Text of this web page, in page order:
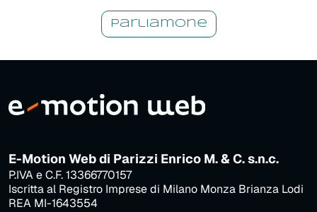
Parliamone
E-Motion Web di Parizzi Enrico M. & C. s.n.c.
P.IVA e C.F. 13366770157
Iscritta al Registro Imprese di Milano Monza Brianza Lodi
REA MI-1643554